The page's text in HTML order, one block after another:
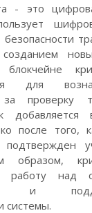
- это
созданием
для
за проверку
добавляется
после того,
образом,
работу над
и
системы.